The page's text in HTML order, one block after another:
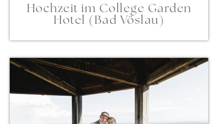
Hochzeit im College Garden
Hotel (Bad Vöslau)